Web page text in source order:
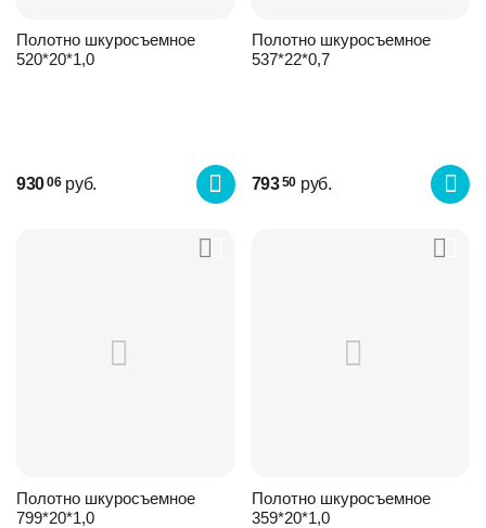
Полотно шкуросъемное
520*20*1,0
93006 руб.
Полотно шкуросъемное
537*22*0,7
79350 руб.
Полотно шкуросъемное
799*20*1,0
Полотно шкуросъемное
359*20*1,0